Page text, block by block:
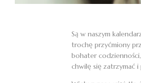
Są w naszym
trochę przyćmiony
bohater
chwilę się zatrzymać i